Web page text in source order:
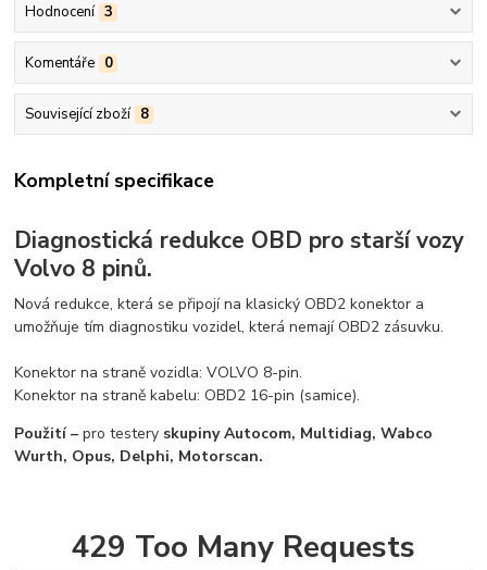
Hodnocení 3
Komentáře 0
Související zboží 8
Kompletní specifikace
Diagnostická redukce OBD pro starší vozy
Volvo 8 pinů.
Nová redukce, která se připojí na klasický OBD2 konektor a
umožňuje tím diagnostiku vozidel, která nemají OBD2 zásuvku.
Konektor na straně vozidla: VOLVO 8-pin.
Konektor na straně kabelu: OBD2 16-pin (samice).
Použití –pro testery skupiny Autocom, Multidiag, Wabco
Wurth, Opus, Delphi, Motorscan.
429 Too Many Requests